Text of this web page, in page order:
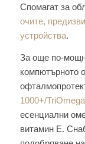
Спомагат за
очите,
устройства.
За още по-
компютърното
1000+/
есенциални
витамин Е.